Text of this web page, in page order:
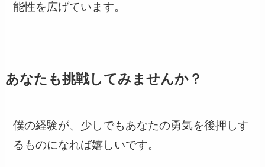
能性を広げています。
あなたも挑戦してみませんか？
僕の経験が、少しでもあなたの勇気を後押しす
るものになれば嬉しいです。